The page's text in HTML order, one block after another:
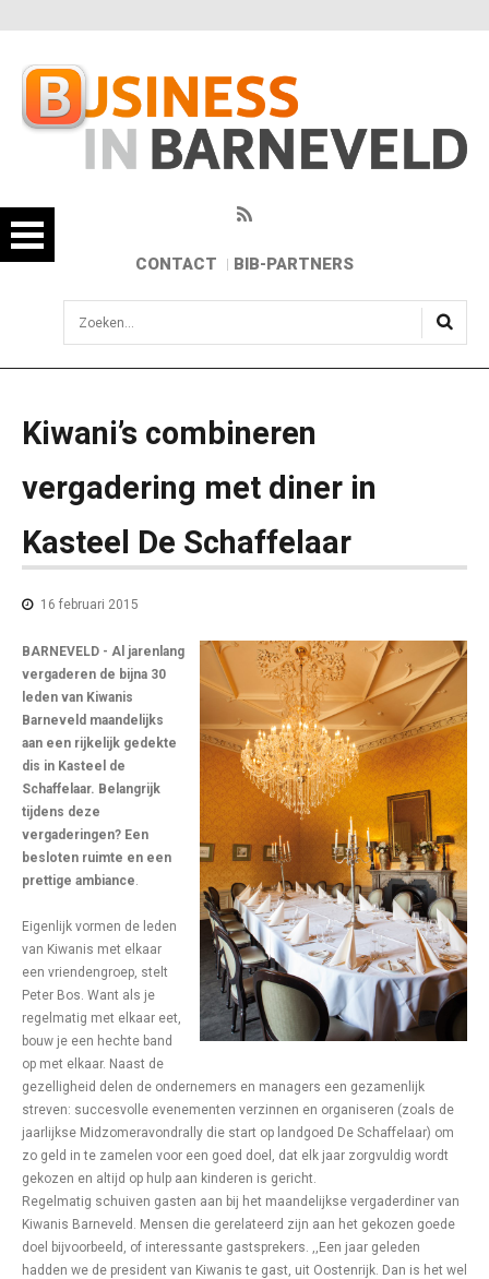
CONTACT BIB-PARTNERS
sisea.search
Kiwani’s combineren
vergadering met diner in
Kasteel De Schaffelaar
16 februari 2015
BARNEVELD - Al jarenlang
vergaderen de bijna 30
leden van Kiwanis
Barneveld maandelijks
aan een rijkelijk gedekte
dis in Kasteel de
Schaffelaar. Belangrijk
tijdens deze
vergaderingen? Een
besloten ruimte en een
prettige ambiance.
Eigenlijk vormen de leden
van Kiwanis met elkaar
een vriendengroep, stelt
Peter Bos. Want als je
regelmatig met elkaar eet,
bouw je een hechte band
op met elkaar. Naast de
gezelligheid delen de ondernemers en managers een gezamenlijk
streven: succesvolle evenementen verzinnen en organiseren (zoals de
jaarlijkse Midzomeravondrally die start op landgoed De Schaffelaar) om
zo geld in te zamelen voor een goed doel, dat elk jaar zorgvuldig wordt
gekozen en altijd op hulp aan kinderen is gericht.
Regelmatig schuiven gasten aan bij het maandelijkse vergaderdiner van
Kiwanis Barneveld. Mensen die gerelateerd zijn aan het gekozen goede
doel bijvoorbeeld, of interessante gastsprekers. ,,Een jaar geleden
hadden we de president van Kiwanis te gast, uit Oostenrijk. Dan is het wel